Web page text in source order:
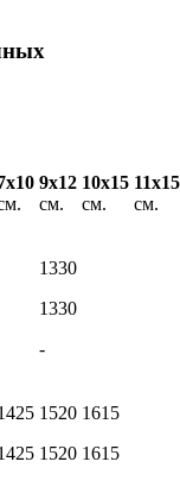
9х12
см.
10х15
см.
11х15
см.
1330
1330
-
1520
1520
1615
1615